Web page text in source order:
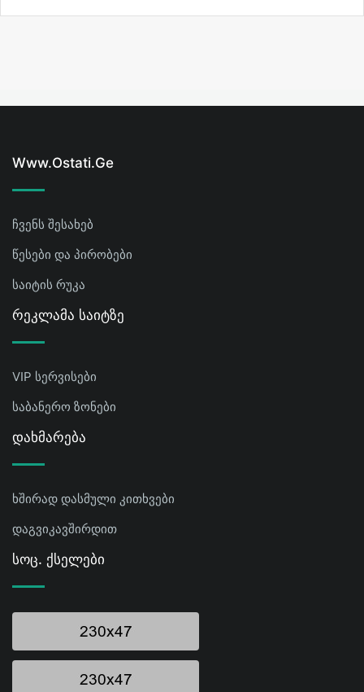
Www.ostati.ge
ჩვენს შესახებ
წესები და პირობები
საიტის რუკა
Რეკლამა Საიტზე
VIP სერვისები
საბანერო ზონები
Დახმარება
ხშირად დასმული კითხვები
დაგვიკავშირდით
Სოც. Ქსელები